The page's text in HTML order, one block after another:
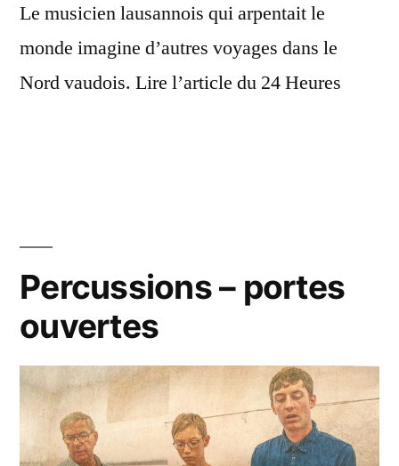
Le musicien lausannois qui arpentait le
monde imagine d’autres voyages dans le
Nord vaudois. Lire l’article du 24 Heures
Percussions – portes
ouvertes